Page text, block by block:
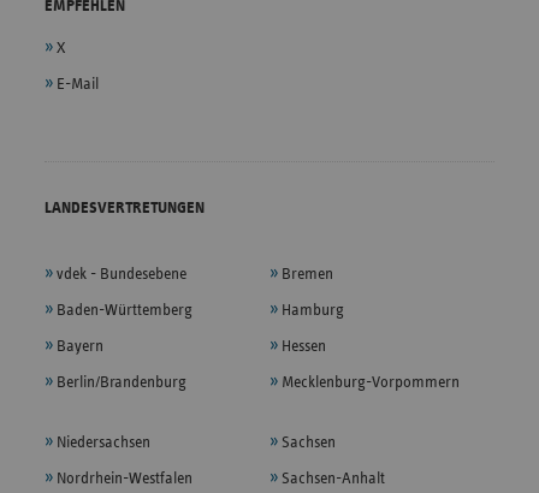
EMPFEHLEN
X
E-Mail
LANDESVERTRETUNGEN
vdek - Bundesebene
Baden-Württemberg
Bayern
Berlin/Brandenburg
Bremen
Hamburg
Hessen
Mecklenburg-Vorpommern
Niedersachsen
Nordrhein-Westfalen
Sachsen
Sachsen-Anhalt